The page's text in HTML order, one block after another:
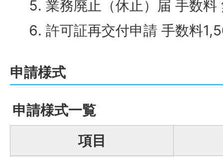
業務廃止（休止）届 手数料
許可証再交付申請 手数料
申請様式
申請様式一覧
項目